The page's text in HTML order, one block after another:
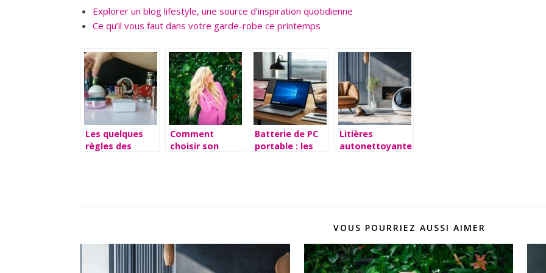
Explorer un blog lifestyle, une source d’inspiration quotidienne
Ce qu’il vous faut dans votre garde-robe ce printemps
Les quelques
règles des
Comment
choisir son
Batterie de PC
portable : les
Litières
autonettoyantes
VOUS POURRIEZ AUSSI AIMER